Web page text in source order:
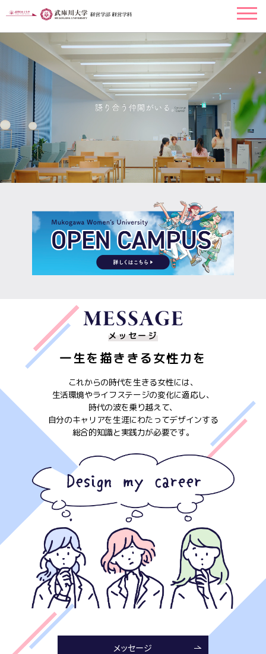
メッセージ
一生を描ききる女性力を
これからの時代を生きる女性には、
生活環境やライフステージの変化に適応し、
時代の波を乗り越えて、
自分のキャリアを生涯にわたってデザインする
総合的知識と実践力が必要です。
メッセージ